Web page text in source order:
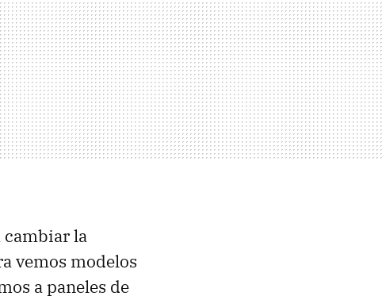
cambiar la
vemos modelos
a paneles de